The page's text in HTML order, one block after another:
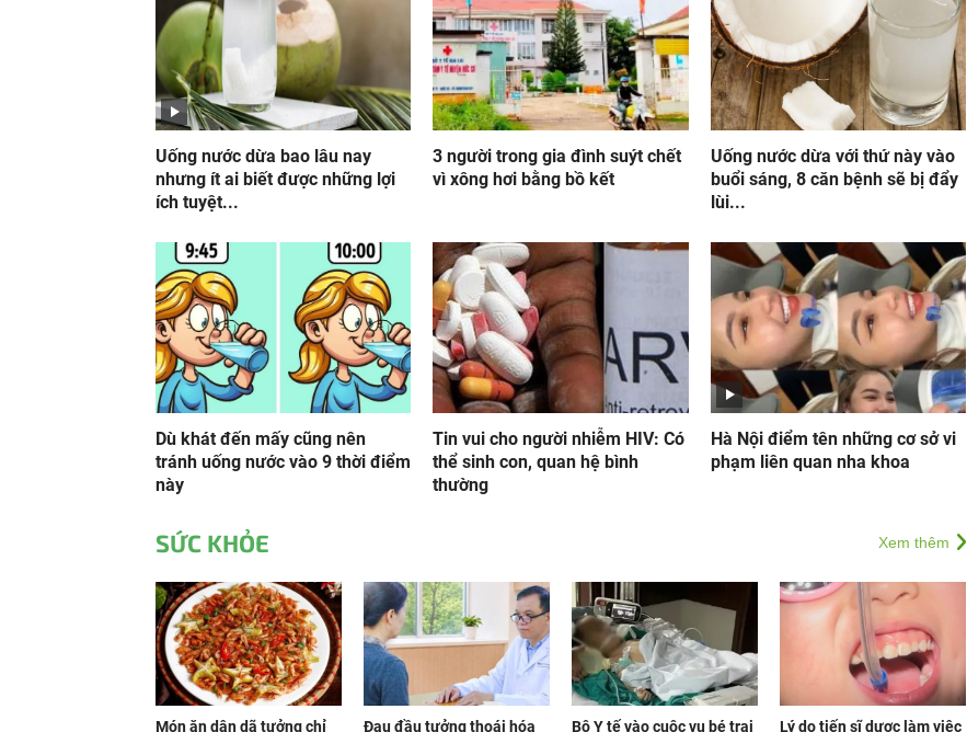
Uống nước dừa bao lâu nay
nhưng ít ai biết được những lợi
ích tuyệt...
3 người trong gia đình suýt chết
vì xông hơi bằng bồ kết
Uống nước dừa với thứ này vào
buổi sáng, 8 căn bệnh sẽ bị đẩy
lùi...
Dù khát đến mấy cũng nên
tránh uống nước vào 9 thời điểm
này
Tin vui cho người nhiễm HIV: Có
thể sinh con, quan hệ bình
thường
Hà Nội điểm tên những cơ sở vi
phạm liên quan nha khoa
SỨC KHỎE Xem thêm
Món ăn dân dã tưởng chỉ Đau đầu tưởng thoái hóa Bộ Y tế vào cuộc vụ bé trai Lý do tiến sĩ dược làm việc